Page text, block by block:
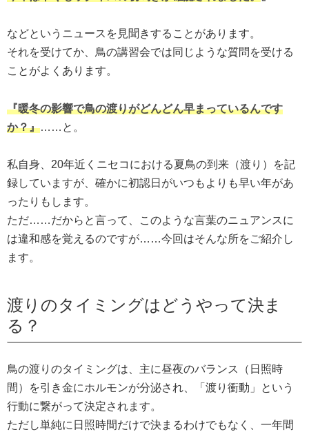
などというニュースを見聞きすることがあります。
それを受けてか、鳥の講習会では同じような質問を受ける
ことがよくあります。
『暖冬の影響で鳥の渡りがどんどん早まっているんです
か？』……と。
私自身、20年近くニセコにおける夏鳥の到来（渡り）を記
録していますが、確かに初認日がいつもよりも早い年があ
ったりもします。
ただ……だからと言って、このような言葉のニュアンスに
は違和感を覚えるのですが……今回はそんな所をご紹介し
ます。
渡りのタイミングはどうやって決ま
る？
鳥の渡りのタイミングは、主に昼夜のバランス（日照時
間）を引き金にホルモンが分泌され、「渡り衝動」という
行動に繋がって決定されます。
ただし単純に日照時間だけで決まるわけでもなく、一年間